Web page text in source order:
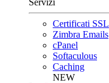
Certificati SSL
Zimbra Emails
cPanel
Softaculous
Caching
NEW